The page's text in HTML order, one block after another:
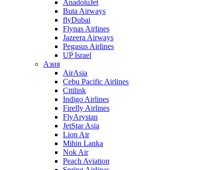
AnadoluJet
Buta Airways
flyDubai
Flynas Airlines
Jazeera Airways
Pegasus Airlines
UP Israel
Азия
AirAsia
Cebu Pacific Airlines
Citilink
Indigo Airlines
Firefly Airlines
FlyArystan
JetStar Asia
Lion Air
Mihin Lanka
Nok Air
Peach Aviation